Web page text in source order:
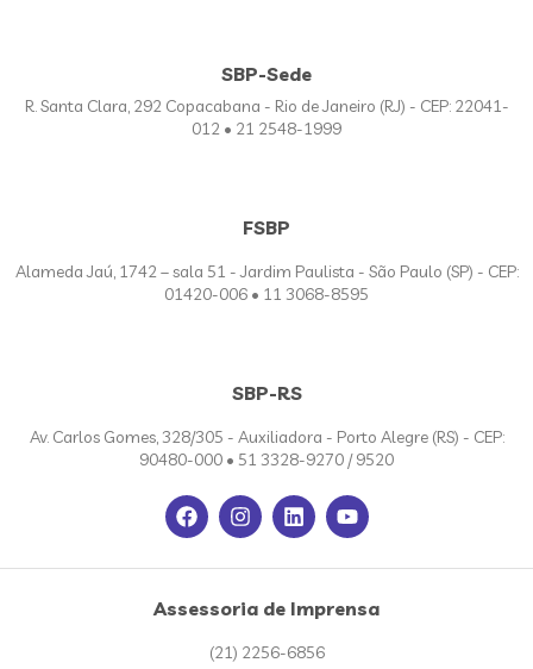
SBP-Sede
R. Santa Clara, 292 Copacabana - Rio de Janeiro (RJ) - CEP: 22041-
012 • 21 2548-1999
FSBP
Alameda Jaú, 1742 – sala 51 - Jardim Paulista - São Paulo (SP) - CEP:
01420-006 • 11 3068-8595
SBP-RS
Av. Carlos Gomes, 328/305 - Auxiliadora - Porto Alegre (RS) - CEP:
90480-000 • 51 3328-9270 / 9520
Assessoria de Imprensa
(21) 2256-6856